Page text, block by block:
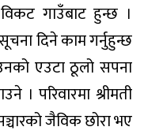
गाउँबाट हुन्छ ।
दिने काम गर्नुहुन्छ
एउटा ठूलो सपना
। परिवारमा श्रीमती
जैविक छोरा भए